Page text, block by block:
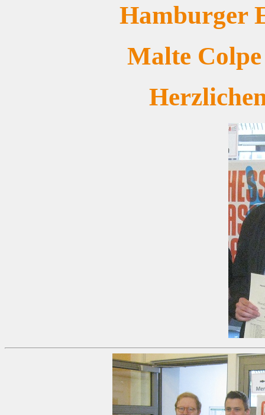
Hamburger
Malte